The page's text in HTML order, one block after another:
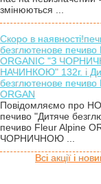
змінюються ...
Скоро в
безглютенове печиво
ORGANIC "З
НАЧИНКОЮ" 132г. і
безглютенове печиво
ORGAN
Повідомляємо про
печиво "Дитяче
печиво Fleur Alpine
ЧОРНИЧНОЮ ...
Всі акції і